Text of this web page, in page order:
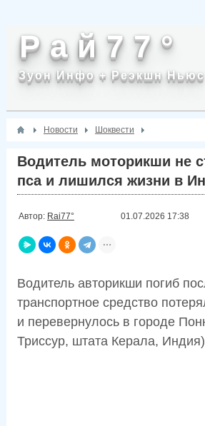
Р а й 7 7 °
Зуон Инфо + Реэкшн Ньюс
Новости Шоквести
Водитель моторикши не
пса и лишился жизни в
Автор: Rai77° 01.07.2026 17:38
Водитель авторикши погиб
транспортное средство
и перевернулось в городе
Триссур, штата Керала,